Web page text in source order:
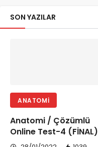
SON YAZILAR
ANATOMI
Anatomi / Çözümlü
Online Test-4 (FİNAL)